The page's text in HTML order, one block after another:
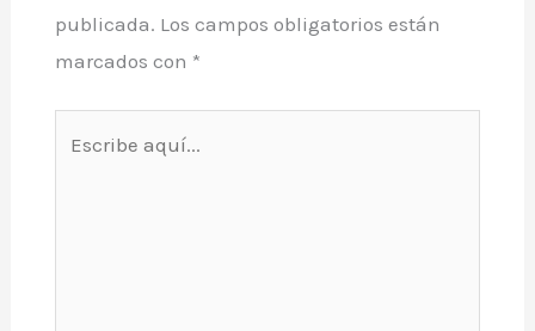
publicada. Los campos obligatorios están
marcados con *